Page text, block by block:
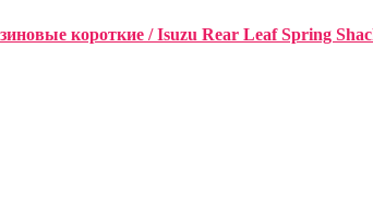
короткие / Isuzu Rear Leaf Spring